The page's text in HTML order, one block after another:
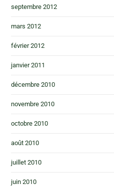
septembre 2012
mars 2012
février 2012
janvier 2011
décembre 2010
novembre 2010
octobre 2010
août 2010
juillet 2010
juin 2010